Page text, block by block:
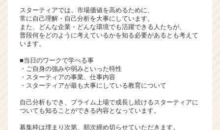
ト
チ
ア
キ
リ
ア
（C
h
e
e
スターティアでは、市場価値を高めるために、
常に自己理解・自己分析を大事にしています。
また、どんな企業・どんな環境でも活躍できる人たちが、
普段何をどのように考えているかを知る必要があるとも考えて
います。
■当日のワークで学べる事
・ご自身の強みや弱みといった特性
・スターティアの事業、仕事内容
・スターティアが最も大事にしている教育について
自己分析もでき、プライム上場で成長し続けるスターティアに
ついても知ることができる内容となっています。
募集枠は埋まり次第、順次締め切らせていただきます。